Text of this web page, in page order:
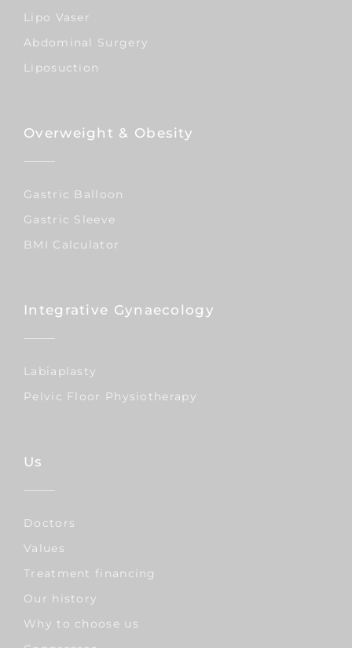
Lipo Vaser
Abdominal Surgery
Liposuction
Overweight & Obesity
Gastric Balloon
Gastric Sleeve
BMI Calculator
Integrative Gynaecology
Labiaplasty
Pelvic Floor Physiotherapy
Us
Doctors
Values
Treatment financing
Our history
Why to choose us